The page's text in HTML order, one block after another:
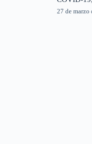
27 de marzo